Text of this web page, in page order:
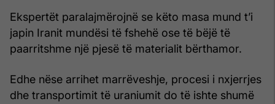
Ekspertët paralajmërojnë se këto masa mund t’i
japin Iranit mundësi të fshehë ose të bëjë të
paarritshme një pjesë të materialit bërthamor.
Edhe nëse arrihet marrëveshje, procesi i nxjerrjes
dhe transportimit të uraniumit do të ishte shumë